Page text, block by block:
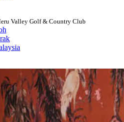
Valley Golf & Country Club